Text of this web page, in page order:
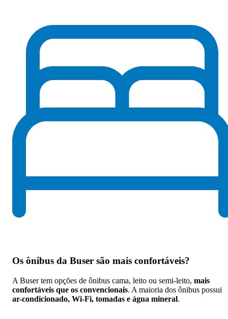
Os ônibus da Buser são mais confortáveis?
A Buser tem opções de ônibus cama, leito ou semi-leito, mais
confortáveis que os convencionais. A maioria dos ônibus possui
ar-condicionado, Wi-Fi, tomadas e água mineral.